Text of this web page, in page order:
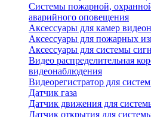
Системы пожарной,
аварийного оповещения
Аксессуары для камер
Аксессуары для пожарных
Аксессуары для системы
Видео распределительная
видеонаблюдения
Видеорегистратор для
Датчик газа
Датчик движения для
Датчик открытия для